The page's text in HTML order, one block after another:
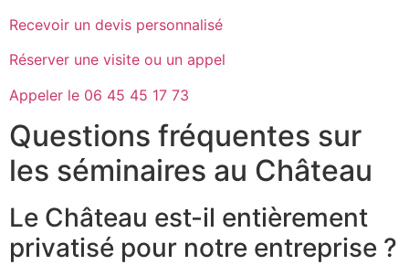
Recevoir un devis personnalisé
Réserver une visite ou un appel
Appeler le 06 45 45 17 73
Questions fréquentes sur
les séminaires au Château
Le Château est-il entièrement
privatisé pour notre entreprise ?